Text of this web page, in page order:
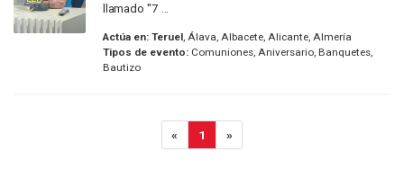
llamado "7 ...
Actúa en: Teruel, Álava, Albacete, Alicante, Almería
Tipos de evento:Comuniones, Aniversario, Banquetes,
Bautizo
« 1 »